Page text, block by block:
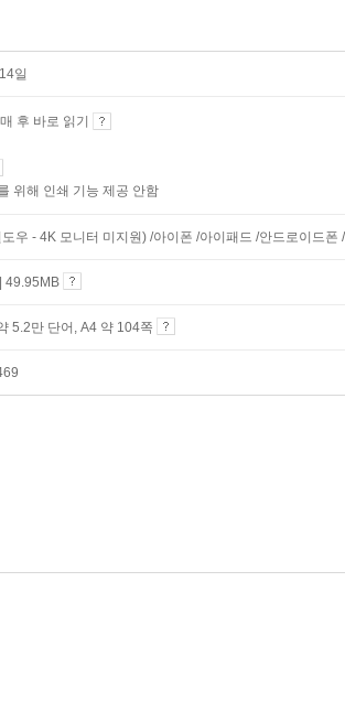
일
후 바로 읽기
위해 인쇄 기능 제공 안함
우 - 4K 모니터 미지원) /아이폰 /아이패드 /안드로이드
49.95MB
5.2만 단어, A4 약 104쪽